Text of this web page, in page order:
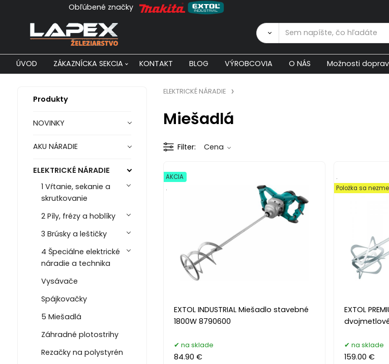
Obľúbené značky
ÚVOD ZÁKAZNÍCKA SEKCIA KONTAKT BLOG VÝROBCOVIA O NÁS Možnosti
Produkty
NOVINKY
AKU NÁRADIE
ELEKTRICKÉ NÁRADIE
1 Vŕtanie, sekanie a
skrutkovanie
2 Píly, frézy a hoblíky
3 Brúsky a leštičky
4 Špeciálne elektrické
náradie a technika
Vysávače
Spájkovačky
5 Miešadlá
Záhradné plotostrihy
Rezačky na polystyrén
ELEKTRICKÉ NÁRADIE
Miešadlá
Filter Cena
EXTOL INDUSTRIAL Miešadlo stavebné
1800W 8790600
AKCIA
.
na sklade
84.90 €
EXTOL
.
Položka sa
na sklade
159.00 €